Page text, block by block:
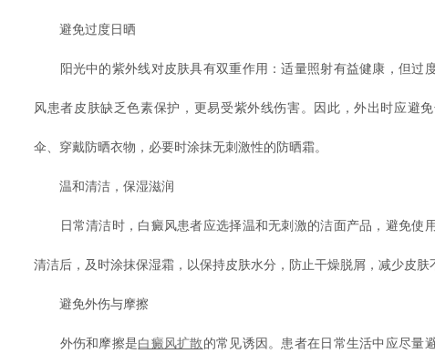
避免过度日晒
阳光中的紫外线对皮肤具有双重作用：适量照射有益健康，但过
风患者皮肤缺乏色素保护，更易受紫外线伤害。因此，外出时应避
伞、穿戴防晒衣物，必要时涂抹无刺激性的防晒霜。
温和清洁，保湿滋润
日常清洁时，白癜风患者应选择温和无刺激的洁面产品，避免使用
清洁后，及时涂抹保湿霜，以保持皮肤水分，防止干燥脱屑，减少皮肤
避免外伤与摩擦
外伤和摩擦是白癜风扩散 的常见诱因。患者在日常生活中应尽量